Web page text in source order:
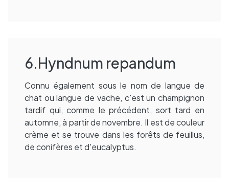
6.Hyndnum repandum
Connu également sous le nom de langue de
chat ou langue de vache, c'est un champignon
tardif qui, comme le précédent, sort tard en
automne, à partir de novembre. Il est de couleur
crème et se trouve dans les forêts de feuillus,
de conifères et d'eucalyptus.